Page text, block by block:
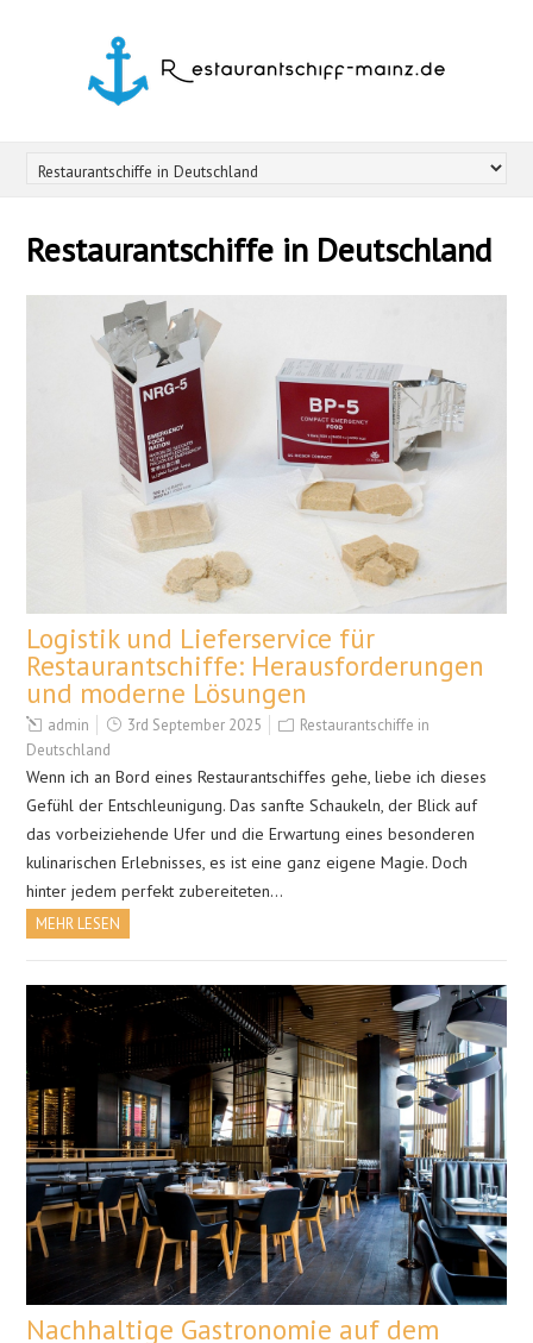
Restaurantschiffe in Deutschland
Logistik und Lieferservice für
Restaurantschiffe: Herausforderungen
und moderne Lösungen
admin 3rd September 2025
Restaurantschiffe in
Deutschland
Wenn ich an Bord eines Restaurantschiffes gehe, liebe ich dieses
Gefühl der Entschleunigung. Das sanfte Schaukeln, der Blick auf
das vorbeiziehende Ufer und die Erwartung eines besonderen
kulinarischen Erlebnisses, es ist eine ganz eigene Magie. Doch
hinter jedem perfekt zubereiteten…
MEHR LESEN
Nachhaltige Gastronomie auf dem